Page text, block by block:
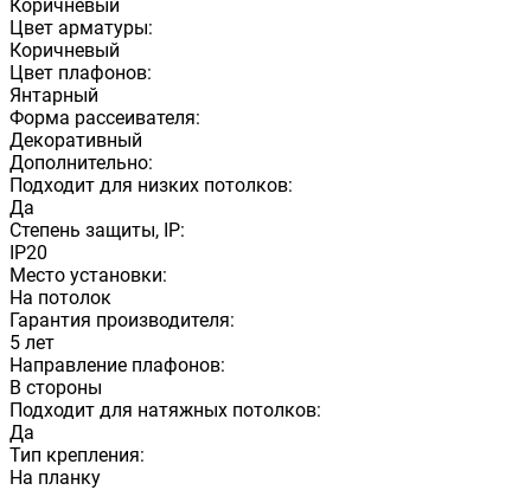
Коричневый
Цвет арматуры:
Коричневый
Цвет плафонов:
Янтарный
Форма рассеивателя:
Декоративный
Дополнительно:
Подходит для низких потолков:
Да
Степень защиты, IP:
IP20
Место установки:
На потолок
Гарантия производителя:
5 лет
Направление плафонов:
В стороны
Подходит для натяжных потолков:
Да
Тип крепления:
На планку